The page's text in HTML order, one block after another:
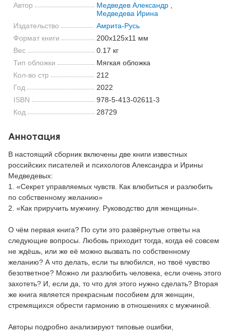
Автор Медведев Александр,
Медведева Ирина
Издательство
Амрита-Русь
Формат книги
200x125x11 мм
Вес
0.17 кг
Тип обложки
Мягкая обложка
Кол-во стр
212
Год
2022
ISBN
978-5-413-02611-3
Код
28729
Аннотация
В настоящий сборник включены две книги известных
российских писателей и психологов Александра и Ирины
Медведевых:
1. «Секрет управляемых чувств. Как влюбиться и разлюбить
по собственному желанию»
2. «Как приручить мужчину. Руководство для женщины».
О чём первая книга? По сути это развёрнутые ответы на
следующие вопросы. Любовь приходит тогда, когда её совсем
не ждёшь, или же её можно вызвать по собственному
желанию? А что делать, если ты влюбился, но твоё чувство
безответное? Можно ли разлюбить человека, если очень этого
захотеть? И, если да, то что для этого нужно сделать? Вторая
же книга является прекрасным пособием для женщин,
стремящихся обрести гармонию в отношениях с мужчиной.
Авторы подробно анализируют типовые ошибки,